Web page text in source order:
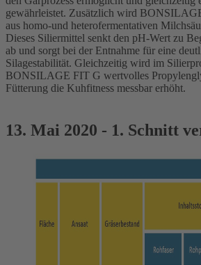
gewährleistet. Zusätzlich wird
aus homo-und heterofermentativen
Dieses Siliermittel senkt den pH-Wert zu
ab und sorgt bei der Entnahme für eine
Silagestabilität. Gleichzeitig wird im
BONSILAGE FIT G wertvolles
Fütterung die Kuhfitness messbar erhöht.
13. Mai 2020 - 1. Schnitt